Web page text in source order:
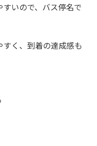
いので、バス停名で
く、到着の達成感も